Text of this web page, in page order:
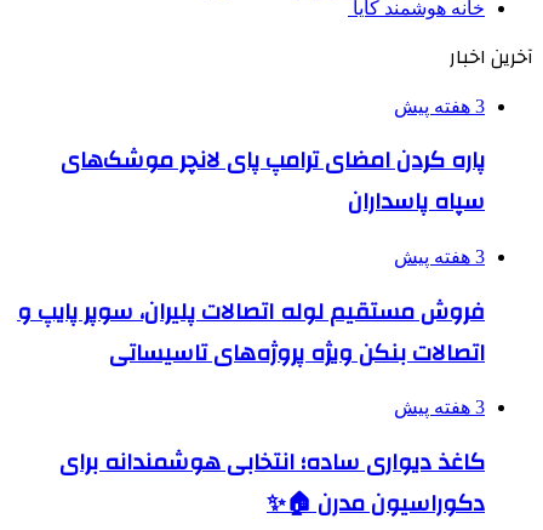
خانه هوشمند کایا
آخرین اخبار
3 هفته پیش
پاره کردن امضای ترامپ پای لانچر موشک‌های
سپاه پاسداران
3 هفته پیش
فروش مستقیم لوله اتصالات پلیران، سوپر پایپ و
اتصالات بنکن ویژه پروژه‌های تاسیساتی
3 هفته پیش
کاغذ دیواری ساده؛ انتخابی هوشمندانه برای
دکوراسیون مدرن 🏠✨